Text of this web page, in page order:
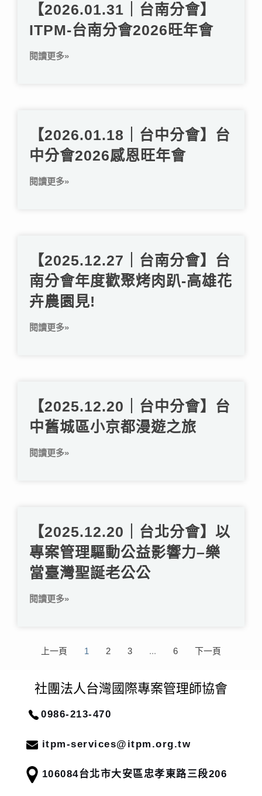
【2026.01.31｜台南分會】
ITPM-台南分會2026旺年會
閱讀更多»
【2026.01.18｜台中分會】台
中分會2026感恩旺年會
閱讀更多»
【2025.12.27｜台南分會】台
南分會年度歡聚烤肉趴-高雄花
卉農園見!
閱讀更多»
【2025.12.20｜台中分會】台
中舊城區小京都漫遊之旅
閱讀更多»
【2025.12.20｜台北分會】以
專案管理驅動公益影響力–樂
當臺灣聖誕老公公
閱讀更多»
上一頁 1 2 3 ... 6 下一頁
社團法人台灣國際專案管理師協會
0986-213-470
itpm-services@itpm.org.tw
106084台北市大安區忠孝東路三段206